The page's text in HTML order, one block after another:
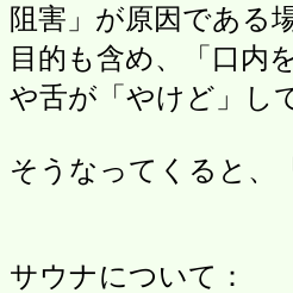
阻害」が原因である
目的も含め、「口内
や舌が「やけど」し
そうなってくると、
サウナについて：